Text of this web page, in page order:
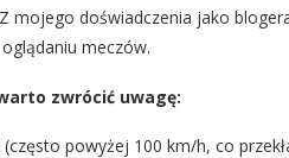
mojego doświadczenia jako
meczów.
zwrócić uwagę:
powyżej 100 km/h, co